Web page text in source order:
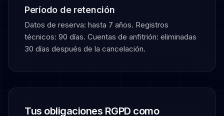
Período de retención
Datos de reserva: hasta 7 años. Registros
técnicos: 90 días. Cuentas de anfitrión: eliminadas
30 días después de la cancelación.
Tus obligaciones RGPD como